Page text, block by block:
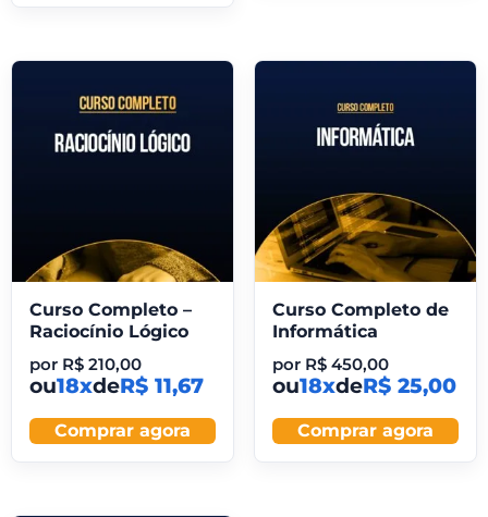
Curso Completo –
Raciocínio Lógico
por R$ 210,00
ou18xdeR$ 11,67
Comprar agora
Curso Completo de
Informática
por R$450,00
ou18xdeR$ 25,00
Comprar agora